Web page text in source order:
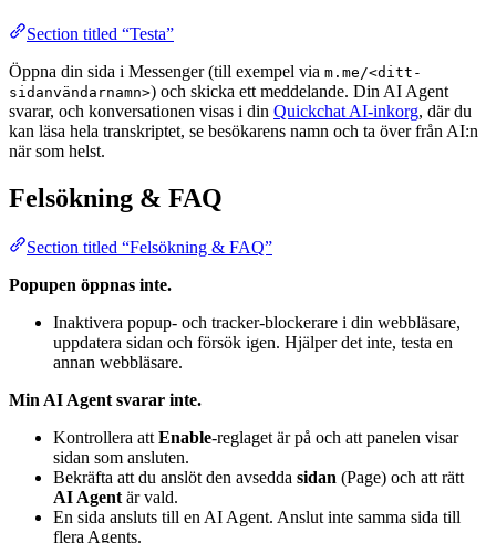
Section titled “Testa”
Öppna din sida i Messenger (till exempel via m.me/<ditt-
sidanvändarnamn>) och skicka ett meddelande. Din AI Agent
svarar, och konversationen visas i din Quickchat AI-inkorg, där du
kan läsa hela transkriptet, se besökarens namn och ta över från AI:n
när som helst.
Felsökning & FAQ
Section titled “Felsökning & FAQ”
Popupen öppnas inte.
Inaktivera popup- och tracker-blockerare i din webbläsare,
uppdatera sidan och försök igen. Hjälper det inte, testa en
annan webbläsare.
Min AI Agent svarar inte.
Kontrollera att Enable-reglaget är på och att panelen visar
sidan som ansluten.
Bekräfta att du anslöt den avsedda sidan (Page) och att rätt
AI Agent är vald.
En sida ansluts till en AI Agent. Anslut inte samma sida till
flera Agents.